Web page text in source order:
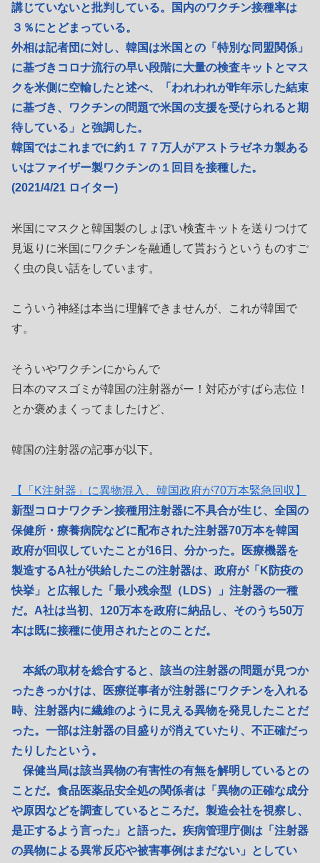
講じていないと批判している。国内のワクチン接種率は
３％にとどまっている。
外相は記者団に対し、韓国は米国との「特別な同盟関係」
に基づきコロナ流行の早い段階に大量の検査キットとマス
クを米側に空輸したと述べ、「われわれが昨年示した結束
に基づき、ワクチンの問題で米国の支援を受けられると期
待している」と強調した。
韓国ではこれまでに約１７７万人がアストラゼネカ製ある
いはファイザー製ワクチンの１回目を接種した。
(2021/4/21 ロイター)
米国にマスクと韓国製のしょぼい検査キットを送りつけて
見返りに米国にワクチンを融通して貰おうというものすご
く虫の良い話をしています。
こういう神経は本当に理解できませんが、これが韓国で
す。
そういやワクチンにからんで
日本のマスゴミが韓国の注射器がー！対応がすばら志位！
とか褒めまくってましたけど、
韓国の注射器の記事が以下。
【「K注射器」に異物混入、韓国政府が70万本緊急回収】
新型コロナワクチン接種用注射器に不具合が生じ、全国の
保健所・療養病院などに配布された注射器70万本を韓国
政府が回収していたことが16日、分かった。医療機器を
製造するA社が供給したこの注射器は、政府が「K防疫の
快挙」と広報した「最小残余型（LDS）」注射器の一種
だ。A社は当初、120万本を政府に納品し、そのうち50万
本は既に接種に使用されたとのことだ。
本紙の取材を総合すると、該当の注射器の問題が見つか
ったきっかけは、医療従事者が注射器にワクチンを入れる
時、注射器内に繊維のように見える異物を発見したことだ
った。一部は注射器の目盛りが消えていたり、不正確だっ
たりしたという。
保健当局は該当異物の有害性の有無を解明しているとの
ことだ。食品医薬品安全処の関係者は「異物の正確な成分
や原因などを調査しているところだ。製造会社を視察し、
是正するよう言った」と語った。疾病管理庁側は「注射器
の異物による異常反応や被害事例はまだない」としてい